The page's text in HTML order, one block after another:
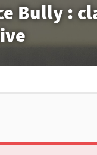
Bully :